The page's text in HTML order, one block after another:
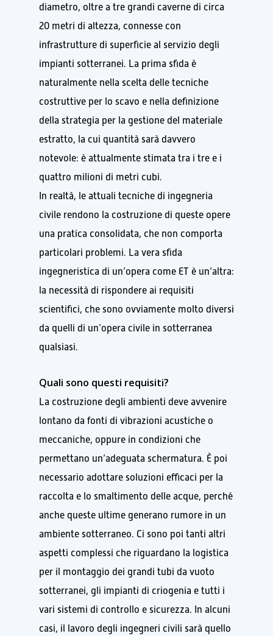
diametro, oltre a tre grandi caverne di circa
20 metri di altezza, connesse con
infrastrutture di superficie al servizio degli
impianti sotterranei. La prima sfida è
naturalmente nella scelta delle tecniche
costruttive per lo scavo e nella definizione
della strategia per la gestione del materiale
estratto, la cui quantità sarà davvero
notevole: è attualmente stimata tra i tre e i
quattro milioni di metri cubi.
In realtà, le attuali tecniche di ingegneria
civile rendono la costruzione di queste opere
una pratica consolidata, che non comporta
particolari problemi. La vera sfida
ingegneristica di un’opera come ET è un’altra:
la necessità di rispondere ai requisiti
scientifici, che sono ovviamente molto diversi
da quelli di un’opera civile in sotterranea
qualsiasi.
Quali sono questi requisiti?
La costruzione degli ambienti deve avvenire
lontano da fonti di vibrazioni acustiche o
meccaniche, oppure in condizioni che
permettano un’adeguata schermatura. È poi
necessario adottare soluzioni efficaci per la
raccolta e lo smaltimento delle acque, perché
anche queste ultime generano rumore in un
ambiente sotterraneo. Ci sono poi tanti altri
aspetti complessi che riguardano la logistica
per il montaggio dei grandi tubi da vuoto
sotterranei, gli impianti di criogenia e tutti i
vari sistemi di controllo e sicurezza. In alcuni
casi, il lavoro degli ingegneri civili sarà quello